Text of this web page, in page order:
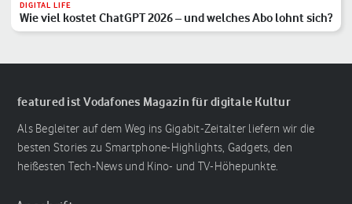
DIGITAL LIFE
Wie viel kostet ChatGPT 2026 – und welches Abo lohnt sich?
featured ist Vodafones Magazin für digitale Kultur
Als Begleiter auf dem Weg ins Gigabit-Zeitalter liefern wir die
besten Stories zu Smartphone-Highlights, Gadgets, den
heißesten Tech-News und Kino- und TV-Höhepunkte.